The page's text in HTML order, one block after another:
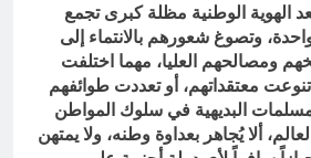
الهوية الوطنية مظلة كبرى تجمع
وتصوغ شعورهم بالانتماء إلى
ومصالحهم العليا، مهما اختلفت
معتقداتهم، أو تعددت طوائفهم
البديهية في سلوك المواطن
ألا يُجاهر بعداوة وطنه، ولا يمتهن